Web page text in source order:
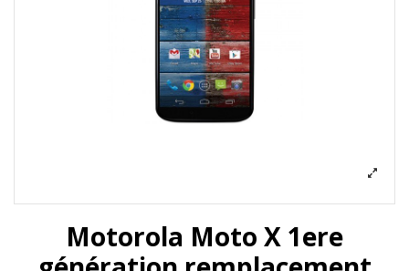
Motorola Moto X 1ere